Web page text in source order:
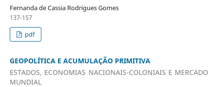
Fernanda de Cassia Rodrigues Gomes
137-157
pdf
GEOPOLÍTICA E ACUMULAÇÃO PRIMITIVA
ESTADOS, ECONOMIAS NACIONAIS-COLONIAIS E MERCADO
MUNDIAL